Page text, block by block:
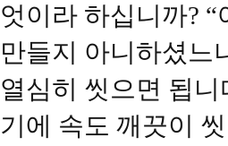
엇이라 하십니까?
만들지 아니하셨느
열심히 씻으면 됩
기에 속도 깨끗이